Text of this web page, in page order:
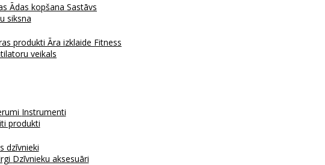
Ādas kopšana Sastāvs
siksna
produkti Āra izklaide Fitness
veikals
Instrumenti
produkti
dzīvnieki
Dzīvnieku aksesuāri